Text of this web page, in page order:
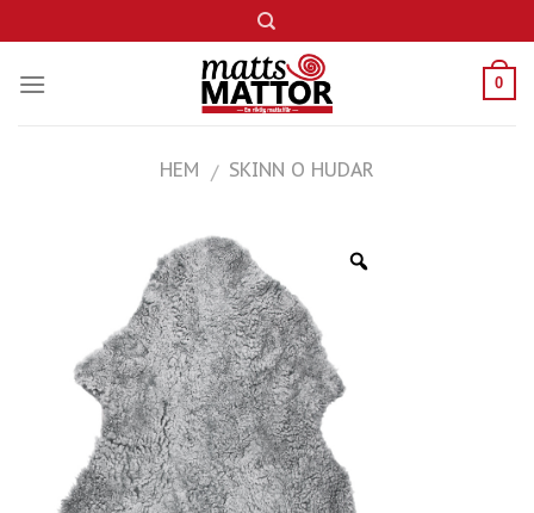
to
content
0
HEM / SKINN O HUDAR